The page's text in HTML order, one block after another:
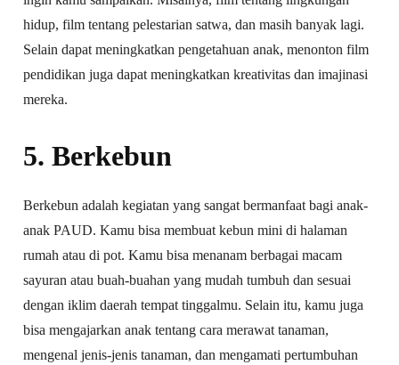
hidup, film tentang pelestarian satwa, dan masih banyak lagi.
Selain dapat meningkatkan pengetahuan anak, menonton film
pendidikan juga dapat meningkatkan kreativitas dan imajinasi
mereka.
5. Berkebun
Berkebun adalah kegiatan yang sangat bermanfaat bagi anak-
anak PAUD. Kamu bisa membuat kebun mini di halaman
rumah atau di pot. Kamu bisa menanam berbagai macam
sayuran atau buah-buahan yang mudah tumbuh dan sesuai
dengan iklim daerah tempat tinggalmu. Selain itu, kamu juga
bisa mengajarkan anak tentang cara merawat tanaman,
mengenal jenis-jenis tanaman, dan mengamati pertumbuhan